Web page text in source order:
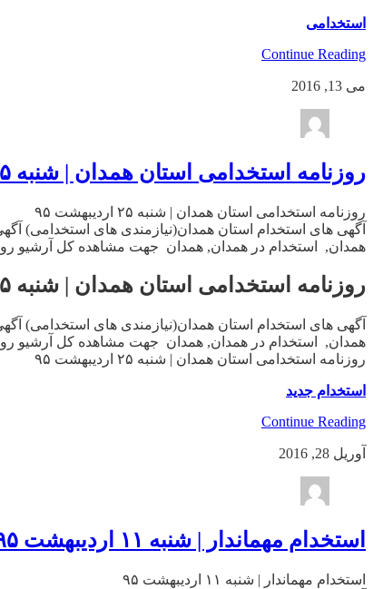
استخدامی
Continue Reading
می 13, 2016
روزنامه استخدامی استان همدان | شنبه ۲۵ اردیبهشت ۹۵
روزنامه استخدامی استان همدان | شنبه ۲۵ اردیبهشت ۹۵
آگهی های استخدام استان همدان(نیازمندی های استخدامی)
همدان, استخدام در همدان, همدان جهت مشاهده کل آرشیو
روزنامه استخدامی استان همدان | شنبه ۲۵ اردیبهشت ۹۵
آگهی های استخدام استان همدان(نیازمندی های استخدامی)
همدان, استخدام در همدان, همدان جهت مشاهده کل آرشیو
روزنامه استخدامی استان همدان | شنبه ۲۵ اردیبهشت ۹۵
استخدام جدید
Continue Reading
آوریل 28, 2016
استخدام مهماندار | شنبه ۱۱ اردیبهشت ۹۵
استخدام مهماندار | شنبه ۱۱ اردیبهشت ۹۵